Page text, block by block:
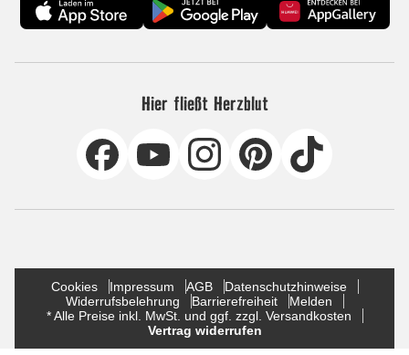
Hier fließt Herzblut
Cookies Impressum AGB
Datenschutzhinweise
Widerrufsbelehrung
Barrierefreiheit
Melden
* Alle Preise inkl. MwSt. und ggf. zzgl. Versandkosten
Vertrag widerrufen